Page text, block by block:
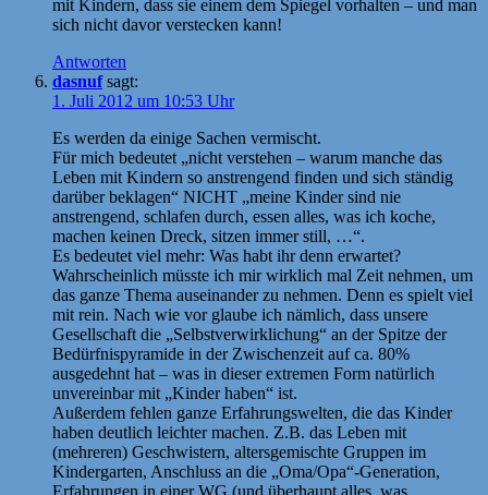
mit Kindern, dass sie einem dem Spiegel vorhalten – und man
sich nicht davor verstecken kann!
Antworten
dasnuf sagt:
1. Juli 2012 um 10:53 Uhr
Es werden da einige Sachen vermischt.
Für mich bedeutet „nicht verstehen – warum manche das
Leben mit Kindern so anstrengend finden und sich ständig
darüber beklagen“ NICHT „meine Kinder sind nie
anstrengend, schlafen durch, essen alles, was ich koche,
machen keinen Dreck, sitzen immer still, …“.
Es bedeutet viel mehr: Was habt ihr denn erwartet?
Wahrscheinlich müsste ich mir wirklich mal Zeit nehmen, um
das ganze Thema auseinander zu nehmen. Denn es spielt viel
mit rein. Nach wie vor glaube ich nämlich, dass unsere
Gesellschaft die „Selbstverwirklichung“ an der Spitze der
Bedürfnispyramide in der Zwischenzeit auf ca. 80%
ausgedehnt hat – was in dieser extremen Form natürlich
unvereinbar mit „Kinder haben“ ist.
Außerdem fehlen ganze Erfahrungswelten, die das Kinder
haben deutlich leichter machen. Z.B. das Leben mit
(mehreren) Geschwistern, altersgemischte Gruppen im
Kindergarten, Anschluss an die „Oma/Opa“-Generation,
Erfahrungen in einer WG (und überhaupt alles, was